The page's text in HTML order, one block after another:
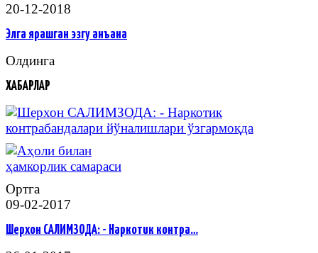
20-12-2018
Элга ярашган эзгу анъана
Олдинга
ХАБАРЛАР
Ортга
09-02-2017
Шерхон САЛИМЗОДА: - Наркотик контра…